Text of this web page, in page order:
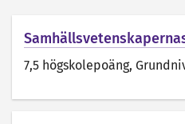
7,5 högskolepoäng,